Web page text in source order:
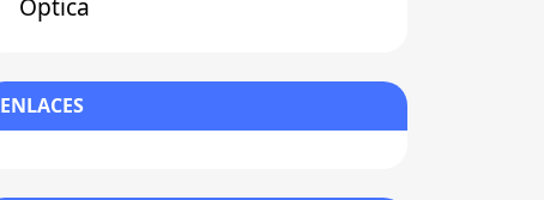
Óptica
ENLACES